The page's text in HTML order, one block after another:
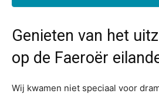
Genieten van het
op de Faeroër
Wij kwamen niet speciaal voor